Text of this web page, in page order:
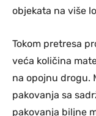
objekata na više
Tokom pretresa
veća količina
na opojnu drogu.
pakovanja sa
pakovanja biljne